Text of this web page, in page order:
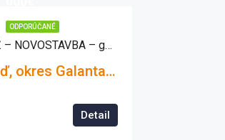
ODPORÚČANÉ
POSLEDNÁ VOLNÁ GARÁŽ – NOVOSTAVBA – garáž v Seredi
Hornomajerská, Sereď, okres Galanta, Trnavský kraj, Západné Slovensko, 926 01, Slovensko
Detail